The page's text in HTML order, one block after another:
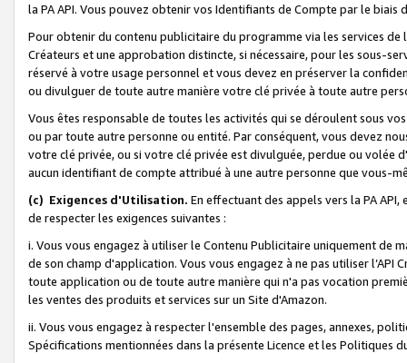
la PA API. Vous pouvez obtenir vos Identifiants de Compte par le biais
Pour obtenir du contenu publicitaire du programme via les services
Créateurs et une approbation distincte, si nécessaire, pour les sous-
réservé à votre usage personnel et vous devez en préserver la
ou divulguer de toute autre manière votre clé privée à toute autre
Vous êtes responsable de toutes les activités qui se déroulent sous
ou par toute autre personne ou entité. Par conséquent, vous devez
votre clé privée, ou si votre clé privée est divulguée, perdue ou volée
aucun identifiant de compte attribué à une autre personne que vous-
(c) Exigences d'Utilisation. En effectuant des appels vers la PA
de respecter les exigences suivantes :
i. Vous vous engagez à utiliser le Contenu Publicitaire uniquement de
de son champ d'application. Vous vous engagez à ne pas utiliser l’API
toute application ou de toute autre manière qui n'a pas vocation
les ventes des produits et services sur un Site d'Amazon.
ii. Vous vous engagez à respecter l'ensemble des pages, annexes,
Spécifications mentionnées dans la présente Licence et les Politiques